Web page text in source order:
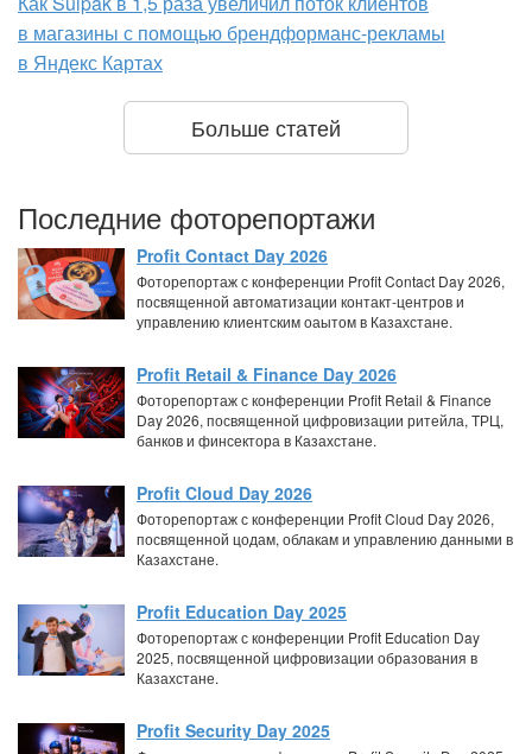
в магазины с помощью брендформанс-рекламы
в Яндекс Картах
Больше статей
Последние фоторепортажи
Profit Contact Day 2026
Фоторепортаж с конференции Profit Contact Day 2026,
посвященной автоматизации контакт-центров и
управлению клиентским оаытом в Казахстане.
Profit Retail & Finance Day 2026
Фоторепортаж с конференции Profit Retail & Finance
Day 2026, посвященной цифровизации ритейла, ТРЦ,
банков и финсектора в Казахстане.
Profit Cloud Day 2026
Фоторепортаж с конференции Profit Cloud Day 2026,
посвященной цодам, облакам и управлению данными в
Казахстане.
Profit Education Day 2025
Фоторепортаж с конференции Profit Education Day
2025, посвященной цифровизации образования в
Казахстане.
Profit Security Day 2025